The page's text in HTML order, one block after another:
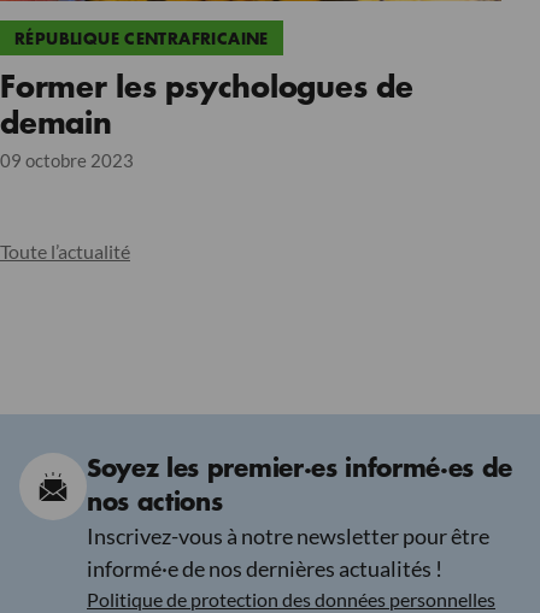
Toute l’actualité
RÉPUBLIQUE CENTRAFRICAINE
Former les psychologues de
demain
09 octobre 2023
Soyez les premier·es informé·es de
nos actions
Inscrivez-vous à notre newsletter pour être
informé·e de nos dernières actualités !
Politique de protection des données personnelles